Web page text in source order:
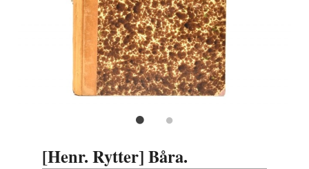
[Henr. Rytter] Båra.